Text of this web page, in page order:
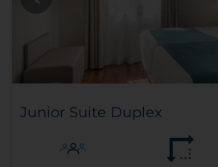
Junior Suite Duplex